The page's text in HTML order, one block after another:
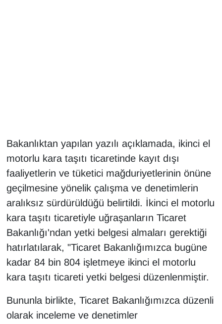
Bakanlıktan yapılan yazılı açıklamada, ikinci el
motorlu kara taşıtı ticaretinde kayıt dışı
faaliyetlerin ve tüketici mağduriyetlerinin önüne
geçilmesine yönelik çalışma ve denetimlerin
aralıksız sürdürüldüğü belirtildi. İkinci el motorlu
kara taşıtı ticaretiyle uğraşanların Ticaret
Bakanlığı'ndan yetki belgesi almaları gerektiği
hatırlatılarak, "Ticaret Bakanlığımızca bugüne
kadar 84 bin 804 işletmeye ikinci el motorlu
kara taşıtı ticareti yetki belgesi düzenlenmiştir.
Bununla birlikte, Ticaret Bakanlığımızca düzenli
olarak inceleme ve denetimler
Kadın
Kamu Alımları
Kim Kimdir?
Kültür & Sanat
KURDÎ
MAGAZİN
ONE EKONOMİ